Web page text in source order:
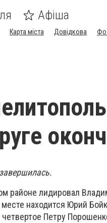
Афіша
Карта міста Довідкова
районе лидировал
находится Юрий
Петру